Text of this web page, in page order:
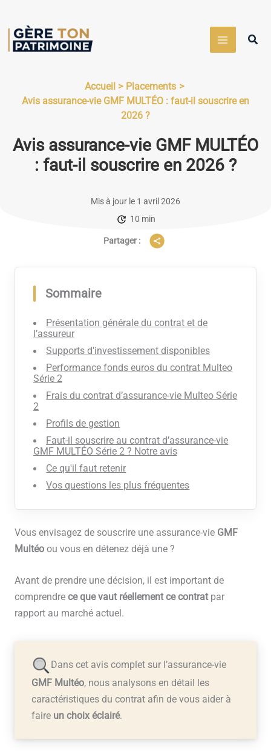
contenu
Accueil
Placements
Avis assurance-vie GMF MULTÉO : faut-il souscrire en
2026 ?
Avis assurance-vie GMF MULTÉO
: faut-il souscrire en 2026 ?
Mis à jour le 1 avril 2026
10 min
Partager :
Sommaire
Présentation générale du contrat et de
l’assureur
Supports d'investissement disponibles
Performance fonds euros du contrat Multeo
Série 2
Frais du contrat d’assurance-vie Multeo Série
2
Profils de gestion
Faut-il souscrire au contrat d’assurance-vie
GMF MULTÉO Série 2 ? Notre avis
Ce qu'il faut retenir
Vos questions les plus fréquentes
Vous envisagez de souscrire une assurance-vie GMF
Multéoou vous en détenez déjà une ?
Avant de prendre une décision, il est important de
comprendre ce que vaut réellement ce contratpar
rapport au marché actuel.
Dans cet avis complet sur l’assurance-vie
GMF Multéo, nous analysons en détail les
caractéristiques du contrat afin de vous aider à
faire un choix éclairé.